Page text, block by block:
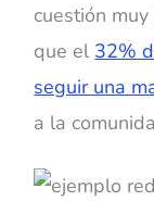
cuestión
que el 32%
seguir una
a la